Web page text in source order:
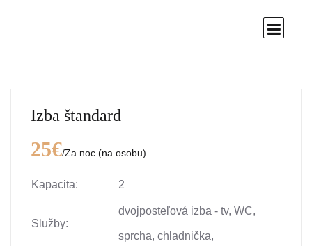
Izba štandard
25€/Za noc (na osobu)
Kapacita: 2
Služby:
dvojposteľová izba - tv, WC,
sprcha, chladnička,